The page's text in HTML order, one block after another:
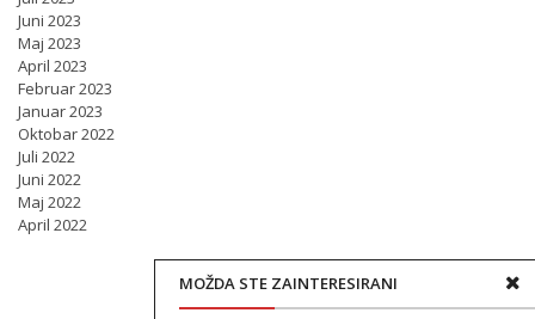
MOŽDA STE ZAINTERESIRANI
Juni 2023
Maj 2023
April 2023
Februar 2023
Januar 2023
Oktobar 2022
Juli 2022
Juni 2022
Maj 2022
April 2022